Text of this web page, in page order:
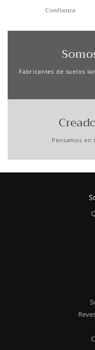
Confianza
Fabricantes de suelos
Pensamos